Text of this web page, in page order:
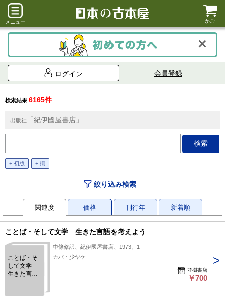
メニュー かご
ログイン 会員登録
検索結果 6165件
出版社 「紀伊國屋書店」
+ 初版 + 揃
絞り込み検索
関連度 価格 刊行年 新着順
ことば・そして文学 生きた言語を考えよう
ことば・そ
して文学
生きた言語
中條修訳、紀伊國屋書店、1973、1
カバ・少ヤケ
並樹書店
￥700